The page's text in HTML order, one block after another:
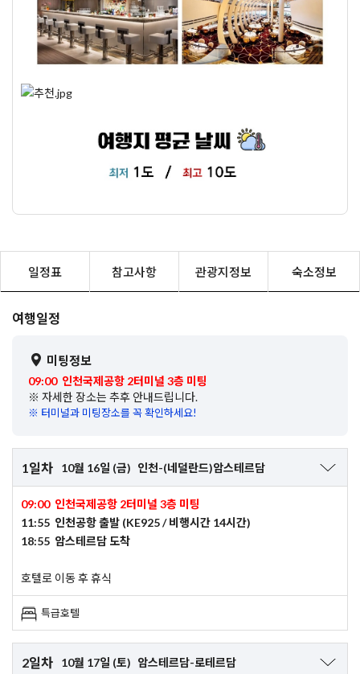
일정표 참고사항 관광지정보 숙소정보
여행일정
미팅정보
09:00 인천국제공항 2터미널 3층 미팅
※ 자세한 장소는 추후 안내드립니다.
※ 터미널과 미팅장소를 꼭 확인하세요!
1일차 10월 16일 (금) 인천-(네덜란드)암스테르담
09:00 인천국제공항 2터미널 3층 미팅
11:55 인천공항 출발 (KE925 / 비행시간 14시간)
18:55 암스테르담 도착
호텔로 이동 후 휴식
특급호텔
2일차 10월 17일 (토) 암스테르담-로테르담